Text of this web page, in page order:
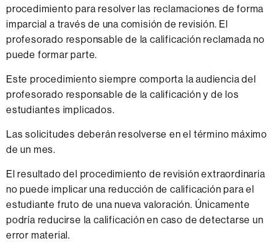
procedimiento para resolver las reclamaciones de forma
imparcial a través de una comisión de revisión. El
profesorado responsable de la calificación reclamada no
puede formar parte.
Este procedimiento siempre comporta la audiencia del
profesorado responsable de la calificación y de los
estudiantes implicados.
Las solicitudes deberán resolverse en el término máximo
de un mes.
El resultado del procedimiento de revisión extraordinaria
no puede implicar una reducción de calificación para el
estudiante fruto de una nueva valoración. Únicamente
podría reducirse la calificación en caso de detectarse un
error material.